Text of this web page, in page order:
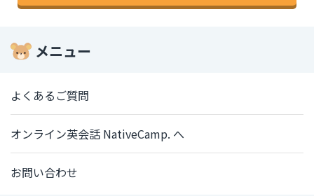
メニュー
よくあるご質問
オンライン英会話 NativeCamp. へ
お問い合わせ